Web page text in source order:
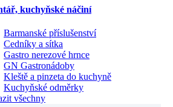
kuchyňské náčiní
Barmanské příslušenství
Cedníky a sítka
Gastro nerezové hrnce
GN Gastronádoby
Kleště a pinzeta do kuchyně
Kuchyňské odměrky
všechny